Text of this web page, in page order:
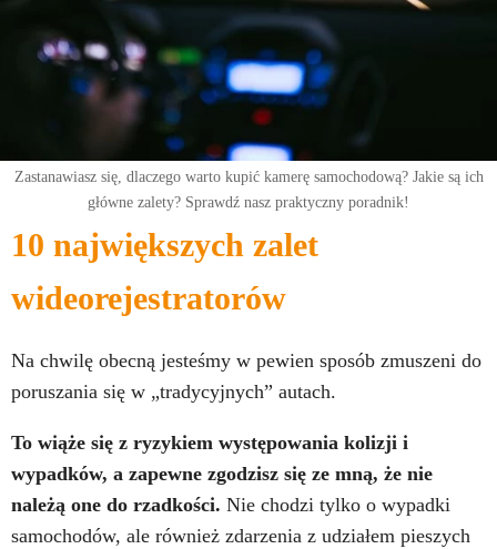
Zastanawiasz się, dlaczego warto kupić kamerę samochodową? Jakie są ich
główne zalety? Sprawdź nasz praktyczny poradnik!
10 największych zalet
wideorejestratorów
Na chwilę obecną jesteśmy w pewien sposób zmuszeni do
poruszania się w „tradycyjnych” autach.
To wiąże się z ryzykiem występowania kolizji i
wypadków, a zapewne zgodzisz się ze mną, że nie
należą one do rzadkości. Nie chodzi tylko o wypadki
samochodów, ale również zdarzenia z udziałem pieszych